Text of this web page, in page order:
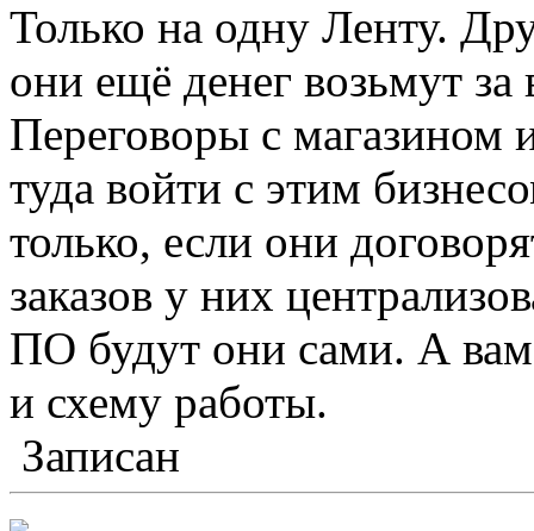
Только на одну Ленту.
они ещё денег возьмут за
Переговоры с магазином
туда войти с этим
только, если они
заказов у них
ПО будут они сами. А
и схему работы.
Записан